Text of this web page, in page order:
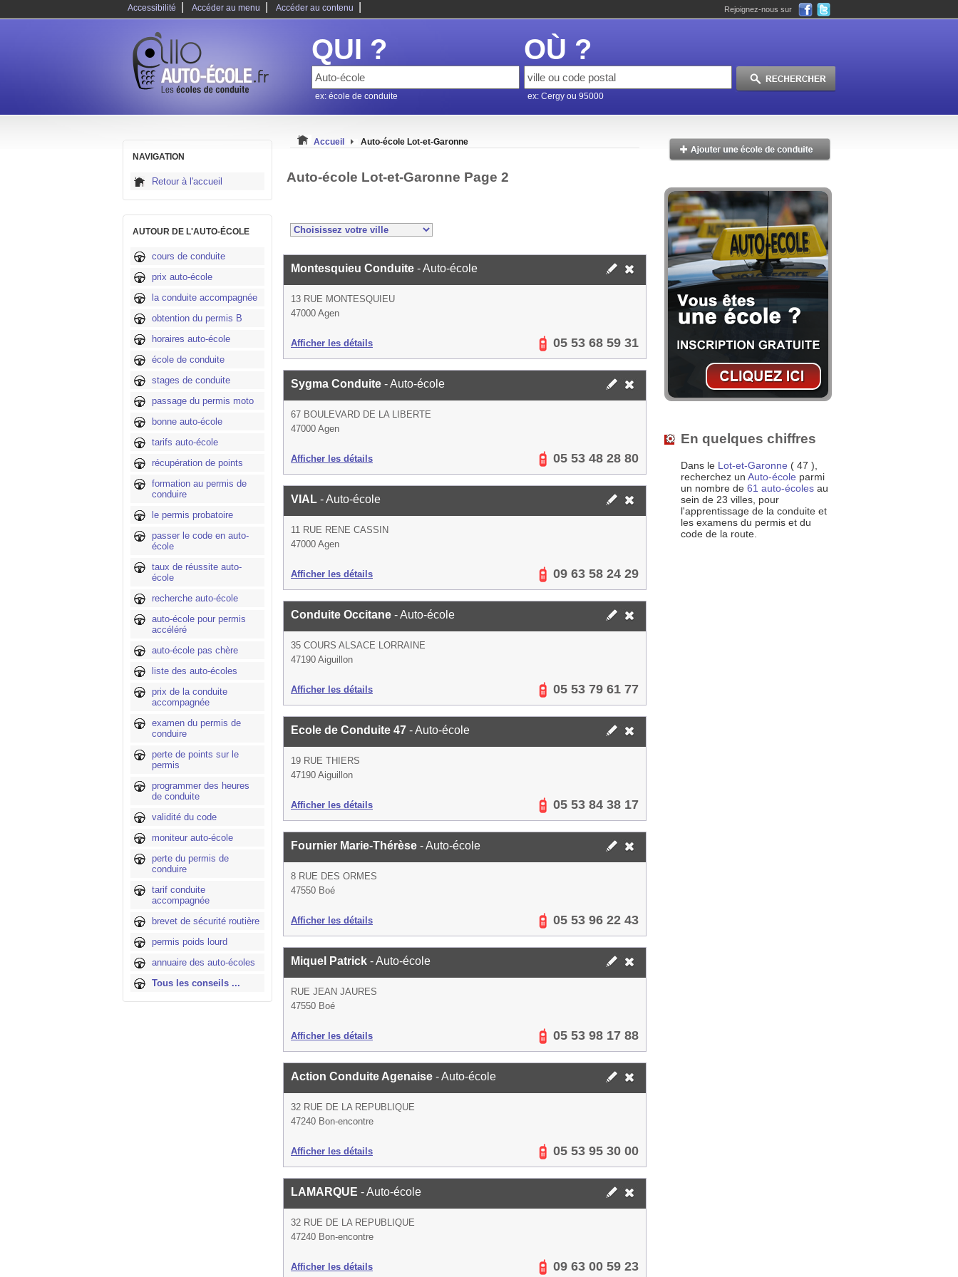
Accessibilité Accéder au menu Accéder au contenu Rejoignez-nous sur
QUI ?
ex: école de conduite
OÙ ?
ex: Cergy ou 95000
NAVIGATION
Retour à l'accueil
AUTOUR DE L'AUTO-ÉCOLE
cours de conduite
prix auto-école
la conduite accompagnée
obtention du permis B
horaires auto-école
école de conduite
stages de conduite
passage du permis moto
bonne auto-école
tarifs auto-école
récupération de points
formation au permis de
conduire
le permis probatoire
passer le code en auto-
école
taux de réussite auto-
école
recherche auto-école
auto-école pour permis
accéléré
auto-école pas chère
liste des auto-écoles
prix de la conduite
accompagnée
examen du permis de
conduire
perte de points sur le
permis
programmer des heures
de conduite
validité du code
moniteur auto-école
perte du permis de
conduire
tarif conduite
accompagnée
brevet de sécurité routière
permis poids lourd
annuaire des auto-écoles
Tous les conseils ...
Accueil Auto-école Lot-et-Garonne
Auto-école Lot-et-Garonne Page 2
Montesquieu Conduite - Auto-école
13 RUE MONTESQUIEU
47000 Agen
Afficher les détails 05 53 68 59 31
Sygma Conduite - Auto-école
67 BOULEVARD DE LA LIBERTE
47000 Agen
Afficher les détails 05 53 48 28 80
VIAL - Auto-école
11 RUE RENE CASSIN
47000 Agen
Afficher les détails 09 63 58 24 29
Conduite Occitane - Auto-école
35 COURS ALSACE LORRAINE
47190 Aiguillon
Afficher les détails 05 53 79 61 77
Ecole de Conduite 47 - Auto-école
19 RUE THIERS
47190 Aiguillon
Afficher les détails 05 53 84 38 17
Fournier Marie-Thérèse - Auto-école
8 RUE DES ORMES
47550 Boé
Afficher les détails 05 53 96 22 43
Miquel Patrick - Auto-école
RUE JEAN JAURES
47550 Boé
Afficher les détails 05 53 98 17 88
Action Conduite Agenaise - Auto-école
32 RUE DE LA REPUBLIQUE
47240 Bon-encontre
Afficher les détails 05 53 95 30 00
LAMARQUE - Auto-école
32 RUE DE LA REPUBLIQUE
47240 Bon-encontre
Afficher les détails 09 63 00 59 23
En quelques chiffres
Dans le Lot-et-Garonne ( 47 ),
recherchez un Auto-école parmi
un nombre de 61 auto-écoles au
sein de 23 villes, pour
l'apprentissage de la conduite et
les examens du permis et du
code de la route.